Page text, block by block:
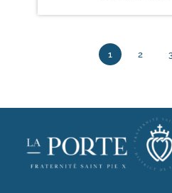
1 2